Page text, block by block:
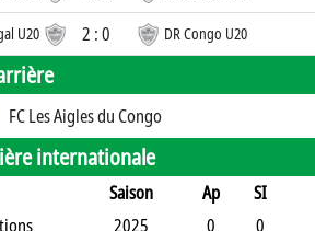
U20 2 : 0 DR Congo U20
FC Les Aigles du Congo
internationale
Saison Ap
SI
CR Min
2025 0 0